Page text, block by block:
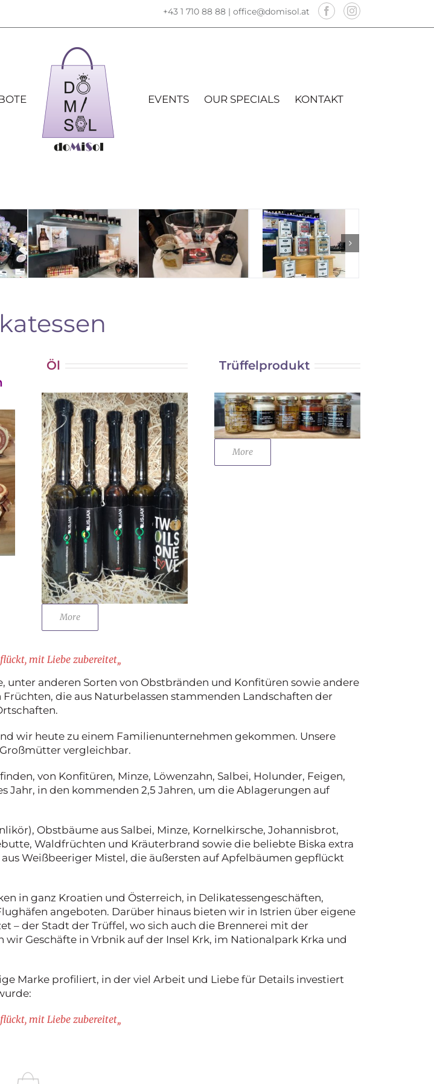
+43 1 710 88 88 | office@domisol.at
EVENTS OUR SPECIALS KONTAKT
Öl
More
Trüffelprodukt
More
mit Liebe zubereitet „
anderen Sorten von Obstbränden und Konfitüren sowie andere
die aus Naturbelassen stammenden Landschaften der
wir heute zu einem Familienunternehmen gekommen. Unsere
vergleichbar.
von Konfitüren, Minze, Löwenzahn, Salbei, Holunder, Feigen,
Jahr, in den kommenden 2,5 Jahren, um die Ablagerungen auf
Obstbäume aus Salbei, Minze, Kornelkirsche, Johannisbrot,
Waldfrüchten und Kräuterbrand sowie die beliebte Biska extra
Weißbeeriger Mistel, die äußersten auf Apfelbäumen gepflückt
in ganz Kroatien und Österreich, in Delikatessengeschäften,
angeboten. Darüber hinaus bieten wir in Istrien über eigene
– der Stadt der Trüffel, wo sich auch die Brennerei mit der
Geschäfte in Vrbnik auf der Insel Krk, im Nationalpark Krka und
Marke profiliert, in der viel Arbeit und Liebe für Details investiert
mit Liebe zubereitet „